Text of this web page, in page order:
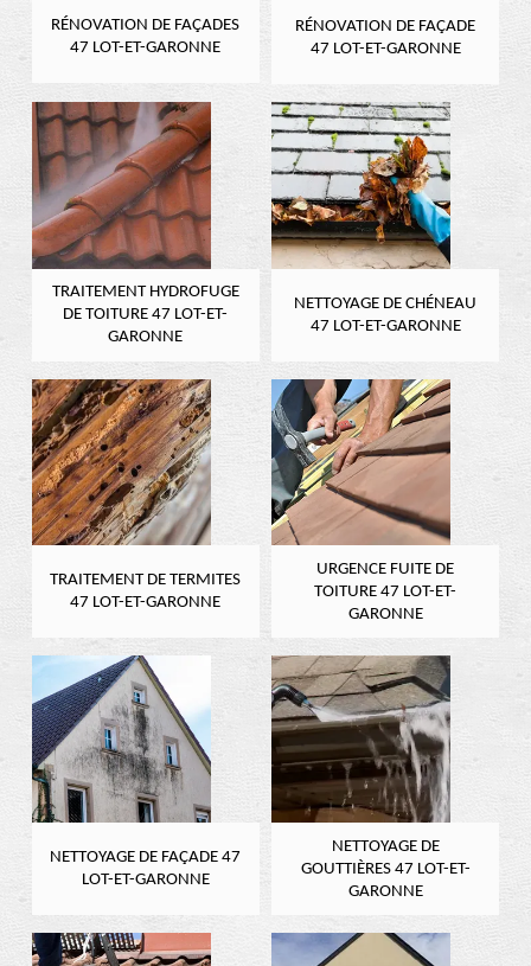
RÉNOVATION DE FAÇADES
47 LOT-ET-GARONNE
RÉNOVATION DE FAÇADE
47 LOT-ET-GARONNE
TRAITEMENT HYDROFUGE
DE TOITURE 47 LOT-ET-
GARONNE
NETTOYAGE DE CHÉNEAU
47 LOT-ET-GARONNE
TRAITEMENT DE TERMITES
47 LOT-ET-GARONNE
URGENCE FUITE DE
TOITURE 47 LOT-ET-
GARONNE
NETTOYAGE DE FAÇADE 47
LOT-ET-GARONNE
NETTOYAGE DE
GOUTTIÈRES 47 LOT-ET-
GARONNE